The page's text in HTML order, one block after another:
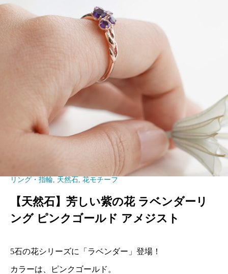
リング・指輪, 天然石, 花モチーフ
【天然石】芳しい紫の花 ラベンダーリ
ング ピンクゴールド アメジスト
5石の花シリーズに「ラベンダー」登場！
カラーは、ピンクゴールド。